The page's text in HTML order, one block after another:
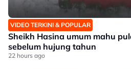
VIDEO TERKINI & POPULAR
Sheikh Hasina umum mahu
sebelum hujung tahun
22 hours ago